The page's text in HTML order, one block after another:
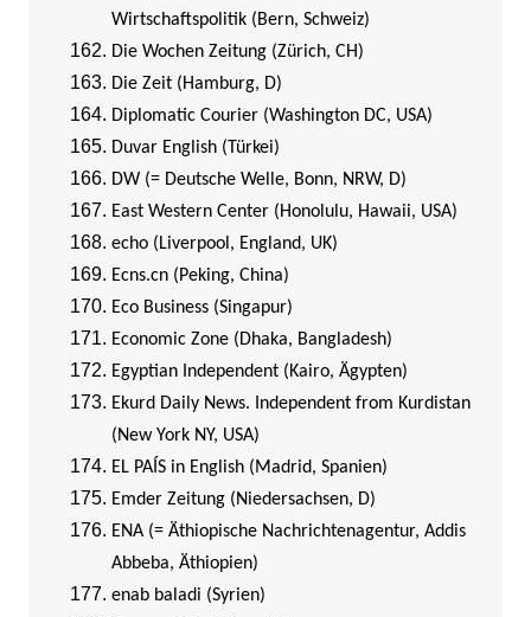
Wirtschaftspolitik (Bern, Schweiz)
Die Wochen Zeitung (Zürich, CH)
Die Zeit (Hamburg, D)
Diplomatic Courier (Washington DC, USA)
Duvar English (Türkei)
DW (= Deutsche Welle, Bonn, NRW, D)
East Western Center (Honolulu, Hawaii, USA)
echo (Liverpool, England, UK)
Ecns.cn (Peking, China)
Eco Business (Singapur)
Economic Zone (Dhaka, Bangladesh)
Egyptian Independent (Kairo, Ägypten)
Ekurd Daily News. Independent from Kurdistan
(New York NY, USA)
EL PAÍS in English (Madrid, Spanien)
Emder Zeitung (Niedersachsen, D)
ENA (= Äthiopische Nachrichtenagentur, Addis
Abbeba, Äthiopien)
enab baladi (Syrien)